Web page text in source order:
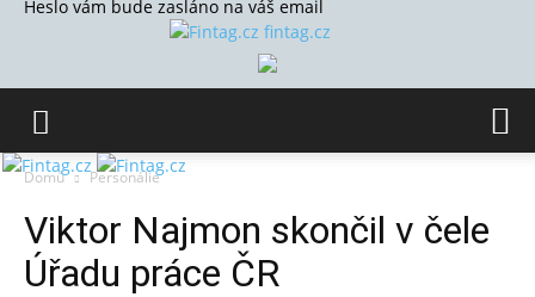
Heslo vám bude zasláno na váš email
fintag.cz
Domů Personálie
Viktor Najmon skončil v čele
Úřadu práce ČR